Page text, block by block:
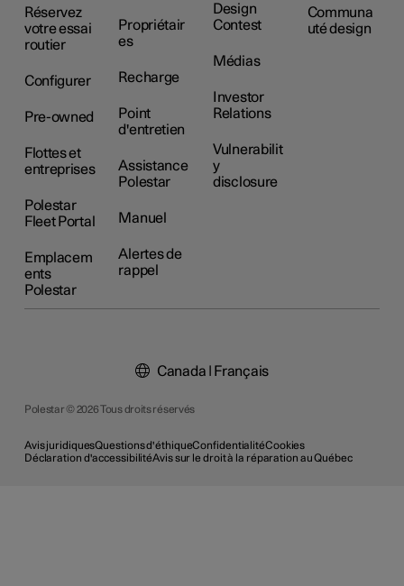
Réservez
votre essai
routier
Configurer
Pre-owned
Flottes et
entreprises
Polestar
Fleet Portal
Emplacem
ents
Polestar
Propriétair
es
Recharge
Point
d'entretien
Assistance
Polestar
Manuel
Alertes de
rappel
Design
Contest
Médias
Investor
Relations
Vulnerabilit
y
disclosure
Communa
uté design
Polestar © 2026 Tous droits réservés
Avis juridiquesQuestions d'éthiqueConfidentialitéCookies
Déclaration d'accessibilitéAvis sur le droit à la réparation au Québec
Canada | Français